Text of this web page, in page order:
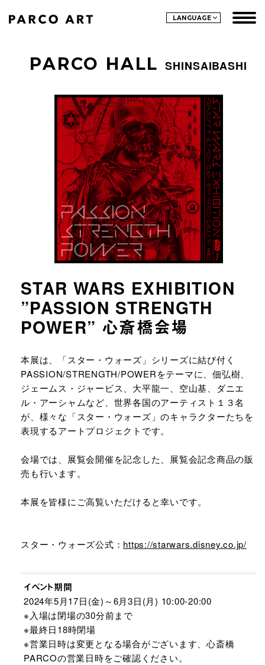
LANGUAGE
PARCO HALLSHINSAIBASHI
STAR WARS EXHIBITION
”PASSION STRENGTH
POWER” 心斎橋会場
URLをコピーする
本展は、「スター・ウォーズ」シリーズに結び付く
PASSION/STRENGTH/POWERをテーマに、佃弘樹、
ジェームス・ジャービス、大平龍一、空山基、ダニエ
ル・アーシャムなど、世界各国のアーティスト１３名
が、様々な「スター・ウォーズ」のキャラクターたちを
表現するアートプロジェクトです。
会場では、展覧会開催を記念した、展覧会記念商品の販
売も行います。
本展を皆様にご高覧いただけると幸いです。
スター・ウォーズ公式： https://starwars.disney.co.jp/
イベント期間
2024年5月17日(金)～6月3日(月) 10:00-20:00
※入場は閉場の30分前まで
※最終日18時閉場
※営業日時は変更となる場合がございます、心斎橋
PARCOの営業日時をご確認ください。